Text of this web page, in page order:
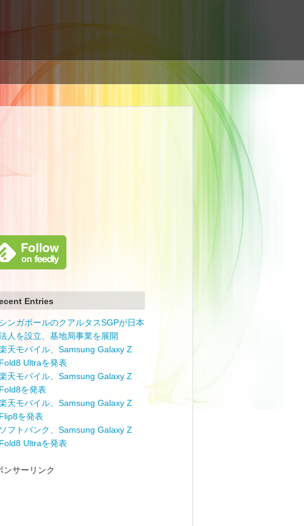
Entries
シンガポールのクアルタスSGPが日本
人を設立、基地局事業を展開
天モバイル、Samsung Galaxy Z
Fold8 Ultraを発表
天モバイル、Samsung Galaxy Z
Fold8を発表
天モバイル、Samsung Galaxy Z
Flip8を発表
ソフトバンク、Samsung Galaxy Z
Fold8 Ultraを発表
ンサーリンク